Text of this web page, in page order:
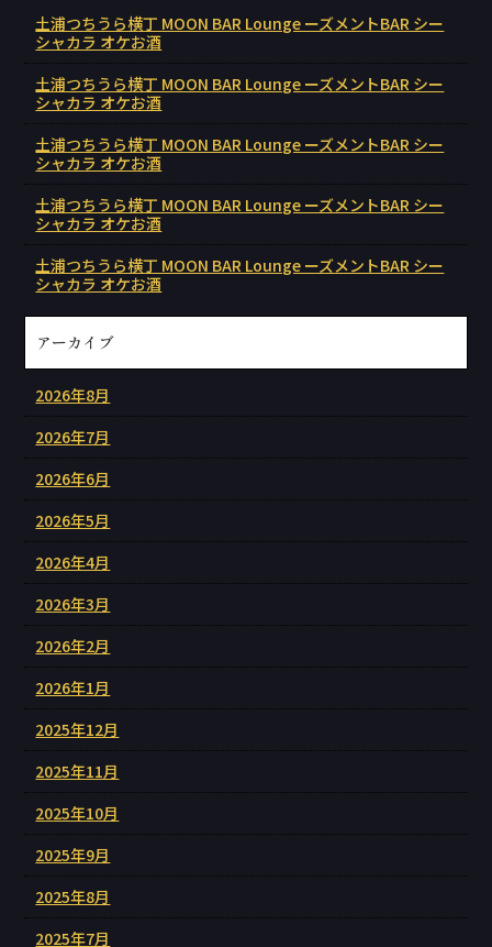
土浦つちうら横丁 MOON BAR Lounge ーズメントBAR シー
シャカラ オケお酒
土浦つちうら横丁 MOON BAR Lounge ーズメントBAR シー
シャカラ オケお酒
土浦つちうら横丁 MOON BAR Lounge ーズメントBAR シー
シャカラ オケお酒
土浦つちうら横丁 MOON BAR Lounge ーズメントBAR シー
シャカラ オケお酒
土浦つちうら横丁 MOON BAR Lounge ーズメントBAR シー
シャカラ オケお酒
アーカイブ
2026年8月
2026年7月
2026年6月
2026年5月
2026年4月
2026年3月
2026年2月
2026年1月
2025年12月
2025年11月
2025年10月
2025年9月
2025年8月
2025年7月